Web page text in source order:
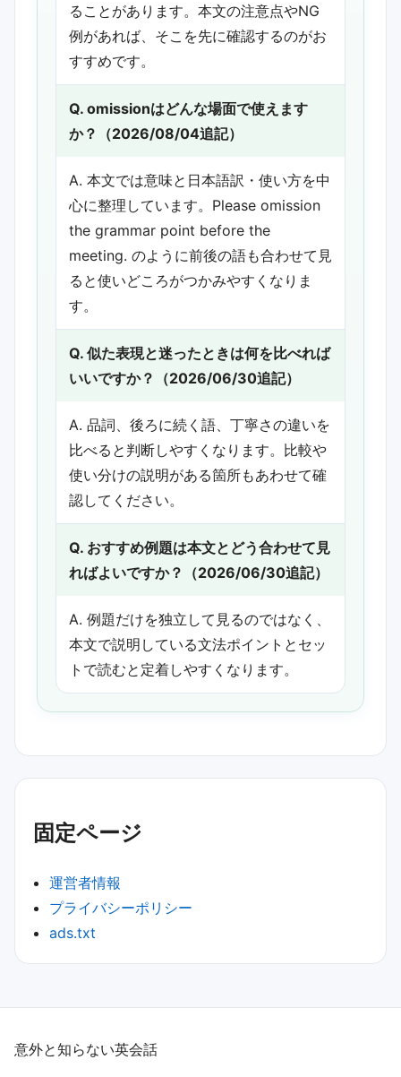
ることがあります。本文の注意点やNG
例があれば、そこを先に確認するのがお
すすめです。
Q. omissionはどんな場面で使えます
か？（2026/08/04追記）
A. 本文では意味と日本語訳・使い方を中
心に整理しています。Please omission
the grammar point before the
meeting. のように前後の語も合わせて見
ると使いどころがつかみやすくなりま
す。
Q. 似た表現と迷ったときは何を比べれば
いいですか？（2026/06/30追記）
A. 品詞、後ろに続く語、丁寧さの違いを
比べると判断しやすくなります。比較や
使い分けの説明がある箇所もあわせて確
認してください。
Q. おすすめ例題は本文とどう合わせて見
ればよいですか？（2026/06/30追記）
A. 例題だけを独立して見るのではなく、
本文で説明している文法ポイントとセッ
トで読むと定着しやすくなります。
固定ページ
運営者情報
プライバシーポリシー
ads.txt
意外と知らない英会話